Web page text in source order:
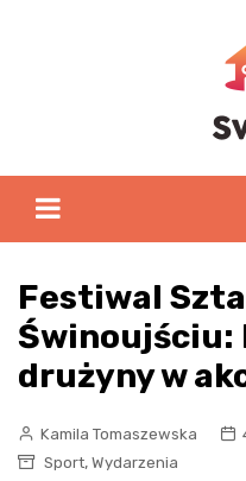
Festiwal
Świnoujściu:
drużyny w
Kamila Tomaszewska
Sport, Wydarzenia